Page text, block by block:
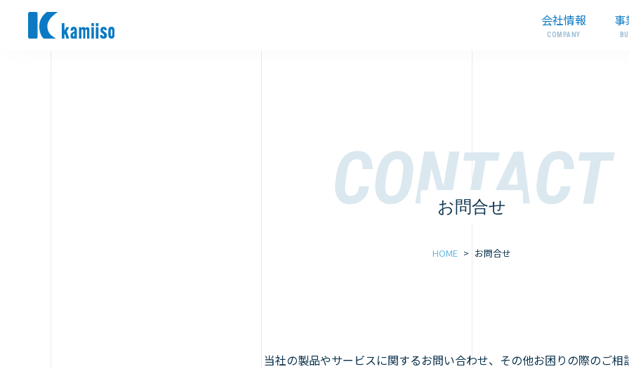
会社情報 事
お問合せ
HOME > お問合せ
当社の製品やサービスに関するお問い合わせ、その他お困りの際のご相